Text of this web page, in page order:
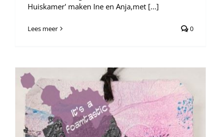
Huiskamer' maken Ine en Anja,met [...]
Lees meer 0